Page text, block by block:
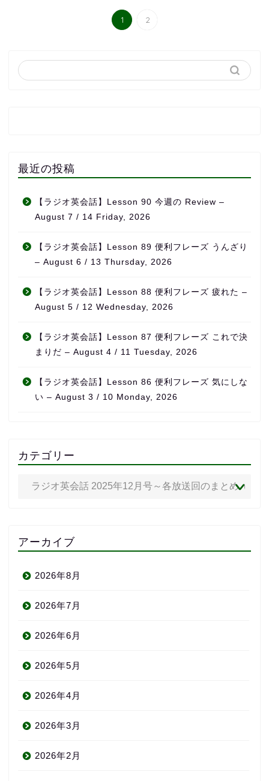
1 2
最近の投稿
【ラジオ英会話】Lesson 90 今週の Review –
August 7 / 14 Friday, 2026
【ラジオ英会話】Lesson 89 便利フレーズ うんざり
– August 6 / 13 Thursday, 2026
【ラジオ英会話】Lesson 88 便利フレーズ 疲れた –
August 5 / 12 Wednesday, 2026
【ラジオ英会話】Lesson 87 便利フレーズ これで決
まりだ – August 4 / 11 Tuesday, 2026
【ラジオ英会話】Lesson 86 便利フレーズ 気にしな
い – August 3 / 10 Monday, 2026
カテゴリー
アーカイブ
2026年8月
2026年7月
2026年6月
2026年5月
2026年4月
2026年3月
2026年2月